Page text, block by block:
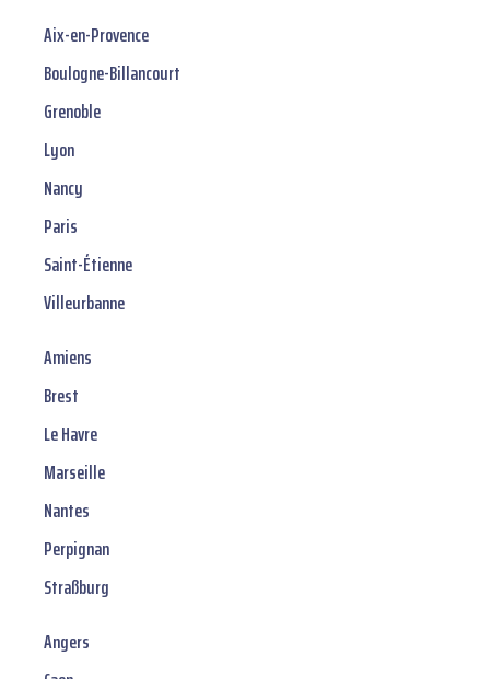
Aix-en-Provence
Boulogne-Billancourt
Grenoble
Lyon
Nancy
Paris
Saint-Étienne
Villeurbanne
Amiens
Brest
Le Havre
Marseille
Nantes
Perpignan
Straßburg
Angers